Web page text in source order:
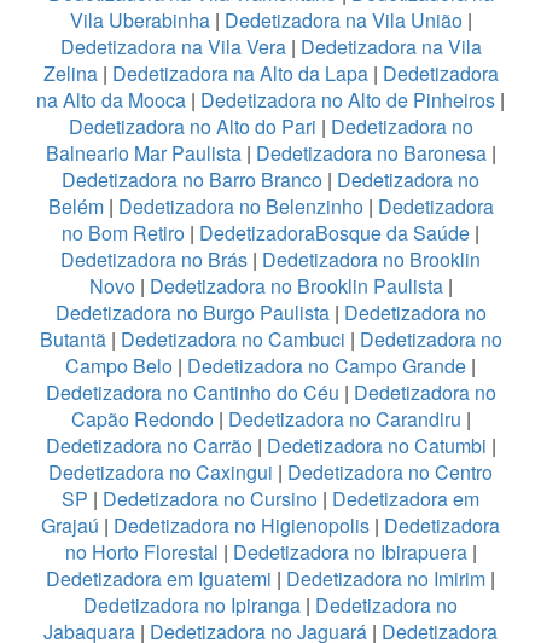
Vila Uberabinha| Dedetizadora na Vila União|
Dedetizadora na Vila Vera| Dedetizadora na Vila
Zelina| Dedetizadora na Alto da Lapa| Dedetizadora
na Alto da Mooca | Dedetizadora no Alto de Pinheiros |
Dedetizadora no Alto do Pari | Dedetizadora no
Balneario Mar Paulista| Dedetizadora no Baronesa|
Dedetizadora no Barro Branco | Dedetizadora no
Belém| Dedetizadora no Belenzinho| Dedetizadora
no Bom Retiro | DedetizadoraBosque da Saúde |
Dedetizadora no Brás | Dedetizadora no Brooklin
Novo| Dedetizadora no Brooklin Paulista|
Dedetizadora no Burgo Paulista| Dedetizadora no
Butantã| Dedetizadora no Cambuci | Dedetizadora no
Campo Belo | Dedetizadora no Campo Grande |
Dedetizadora no Cantinho do Céu | Dedetizadora no
Capão Redondo| Dedetizadora no Carandiru |
Dedetizadora no Carrão| Dedetizadora no Catumbi |
Dedetizadora no Caxingui | Dedetizadora no Centro
SP | Dedetizadora no Cursino | Dedetizadora em
Grajaú | Dedetizadora no Higienopolis | Dedetizadora
no Horto Florestal | Dedetizadora no Ibirapuera|
Dedetizadora em Iguatemi | Dedetizadora no Imirim |
Dedetizadora no Ipiranga | Dedetizadora no
Jabaquara | Dedetizadora no Jaguará | Dedetizadora